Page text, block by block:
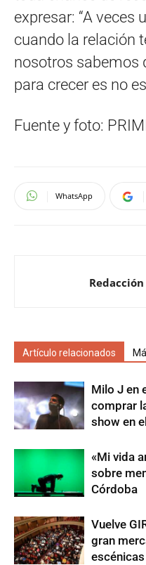
expresar: “A veces
cuando la relación
nosotros sabemos
para crecer es no
Fuente y foto:
WhatsApp
Artículo relacionados
Milo J en
comprar
show en
«Mi vida
sobre
Córdoba
Vuelve
gran